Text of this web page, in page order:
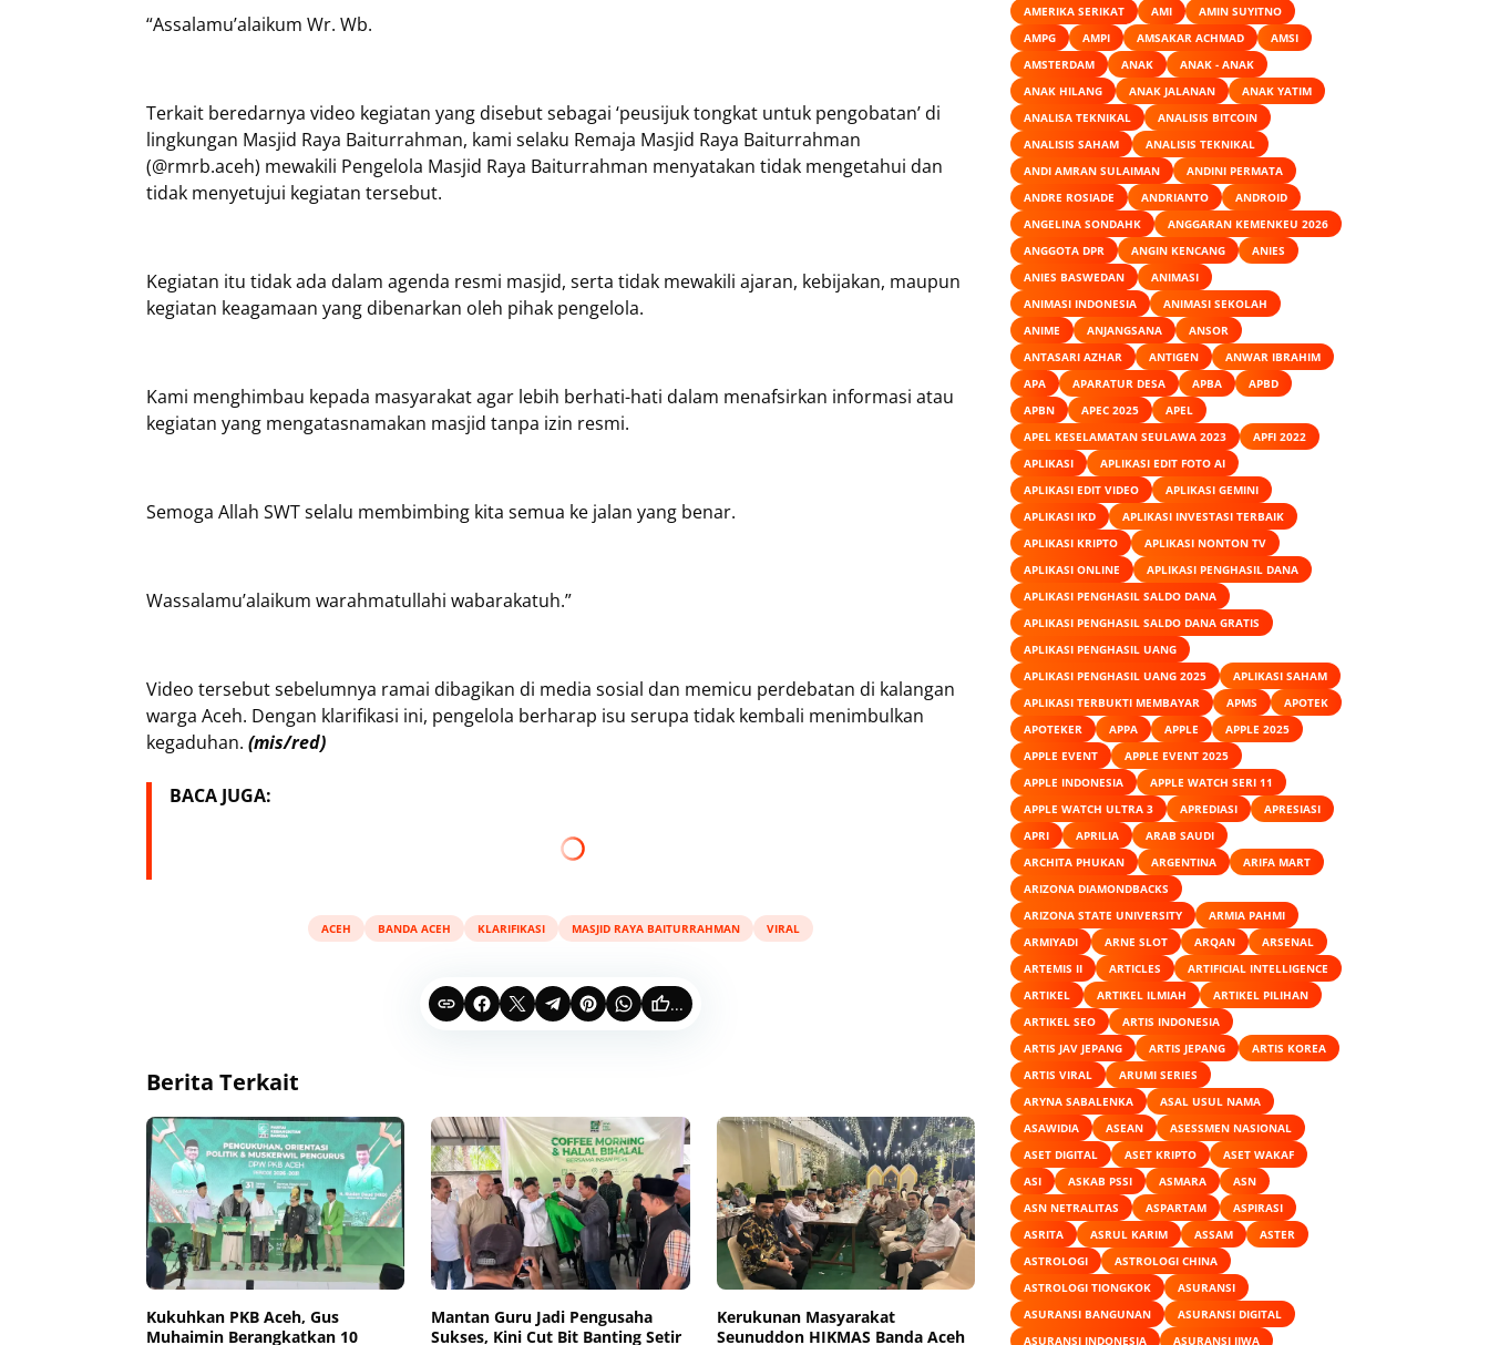
“Assalamu’alaikum Wr. Wb.
Terkait beredarnya video kegiatan yang disebut sebagai ‘peusijuk tongkat untuk pengobatan’ di
lingkungan Masjid Raya Baiturrahman, kami selaku Remaja Masjid Raya Baiturrahman
(@rmrb.aceh) mewakili Pengelola Masjid Raya Baiturrahman menyatakan tidak mengetahui dan
tidak menyetujui kegiatan tersebut.
Kegiatan itu tidak ada dalam agenda resmi masjid, serta tidak mewakili ajaran, kebijakan, maupun
kegiatan keagamaan yang dibenarkan oleh pihak pengelola.
Kami menghimbau kepada masyarakat agar lebih berhati-hati dalam menafsirkan informasi atau
kegiatan yang mengatasnamakan masjid tanpa izin resmi.
Semoga Allah SWT selalu membimbing kita semua ke jalan yang benar.
Wassalamu’alaikum warahmatullahi wabarakatuh.”
Video tersebut sebelumnya ramai dibagikan di media sosial dan memicu perdebatan di kalangan
warga Aceh. Dengan klarifikasi ini, pengelola berharap isu serupa tidak kembali menimbulkan
kegaduhan. (mis/red)
BACA JUGA:
ACEH BANDA ACEH KLARIFIKASI MASJID RAYA BAITURRAHMAN VIRAL
...
Berita Terkait
Kukuhkan PKB Aceh, Gus
Muhaimin Berangkatkan 10
Mantan Guru Jadi Pengusaha
Sukses, Kini Cut Bit Banting Setir
Kerukunan Masyarakat
Seunuddon HIKMAS Banda Aceh
AMERIKA SERIKAT
AMI
AMIN SUYITNO
AMPG
AMPI AMSAKAR ACHMAD
AMSI
AMSTERDAM
ANAK
ANAK - ANAK
ANAK HILANG
ANAK JALANAN
ANAK YATIM
ANALISA TEKNIKAL
ANALISIS BITCOIN
ANALISIS SAHAM
ANALISIS TEKNIKAL
ANDI AMRAN SULAIMAN
ANDINI PERMATA
ANDRE ROSIADE
ANDRIANTO
ANDROID
ANGELINA SONDAHK
ANGGARAN KEMENKEU 2026
ANGGOTA DPR
ANGIN KENCANG
ANIES
ANIES BASWEDAN
ANIMASI
ANIMASI INDONESIA
ANIMASI SEKOLAH
ANIME
ANJANGSANA
ANSOR
ANTASARI AZHAR
ANTIGEN
ANWAR IBRAHIM
APA
APARATUR DESA APBA
APBD
APBN
APEC 2025
APEL
APEL KESELAMATAN SEULAWA 2023
APFI 2022
APLIKASI
APLIKASI EDIT FOTO AI
APLIKASI EDIT VIDEO
APLIKASI GEMINI
APLIKASI IKD
APLIKASI INVESTASI TERBAIK
APLIKASI KRIPTO
APLIKASI NONTON TV
APLIKASI ONLINE
APLIKASI PENGHASIL DANA
APLIKASI PENGHASIL SALDO DANA
APLIKASI PENGHASIL SALDO DANA GRATIS
APLIKASI PENGHASIL UANG
APLIKASI PENGHASIL UANG 2025
APLIKASI SAHAM
APLIKASI TERBUKTI MEMBAYAR
APMS
APOTEK
APOTEKER
APPA APPLE
APPLE 2025
APPLE EVENT
APPLE EVENT 2025
APPLE INDONESIA
APPLE WATCH SERI 11
APPLE WATCH ULTRA 3
APREDIASI
APRESIASI
APRI
APRILIA
ARAB SAUDI
ARCHITA PHUKAN
ARGENTINA
ARIFA MART
ARIZONA DIAMONDBACKS
ARIZONA STATE UNIVERSITY
ARMIA PAHMI
ARMIYADI
ARNE SLOT ARQAN
ARSENAL
ARTEMIS II
ARTICLES
ARTIFICIAL INTELLIGENCE
ARTIKEL
ARTIKEL ILMIAH
ARTIKEL PILIHAN
ARTIKEL SEO
ARTIS INDONESIA
ARTIS JAV JEPANG
ARTIS JEPANG
ARTIS KOREA
ARTIS VIRAL
ARUMI SERIES
ARYNA SABALENKA
ASAL USUL NAMA
ASAWIDIA
ASEAN
ASESSMEN NASIONAL
ASET DIGITAL
ASET KRIPTO
ASET WAKAF
ASI
ASKAB PSSI ASMARA
ASN
ASN NETRALITAS
ASPARTAM
ASPIRASI
ASRITA
ASRUL KARIM ASSAM
ASTER
ASTROLOGI
ASTROLOGI CHINA
ASTROLOGI TIONGKOK
ASURANSI
ASURANSI BANGUNAN
ASURANSI DIGITAL
ASURANSI INDONESIA
ASURANSI JIWA